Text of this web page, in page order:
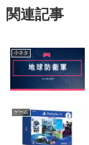
関連記事
小ネタ
ゲーム